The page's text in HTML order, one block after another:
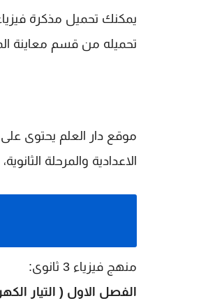
تحميله من قسم معاينة
موقع دار العلم يحتوى على
الاعدادية والمرحلة
منهج فيزياء 3 ثانوى:
الفصل الاول ( التيار